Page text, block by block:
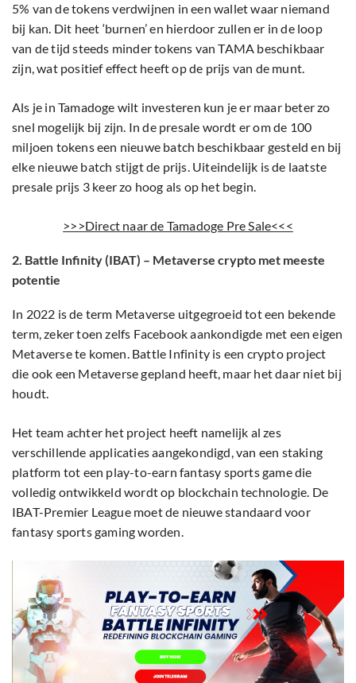
5% van de tokens verdwijnen in een wallet waar niemand
bij kan. Dit heet ‘burnen’ en hierdoor zullen er in de loop
van de tijd steeds minder tokens van TAMA beschikbaar
zijn, wat positief effect heeft op de prijs van de munt.
Als je in Tamadoge wilt investeren kun je er maar beter zo
snel mogelijk bij zijn. In de presale wordt er om de 100
miljoen tokens een nieuwe batch beschikbaar gesteld en bij
elke nieuwe batch stijgt de prijs. Uiteindelijk is de laatste
presale prijs 3 keer zo hoog als op het begin.
>>>Direct naar de Tamadoge Pre Sale<<<
2. Battle Infinity (IBAT) – Metaverse crypto met meeste
potentie
In 2022 is de term Metaverse uitgegroeid tot een bekende
term, zeker toen zelfs Facebook aankondigde met een eigen
Metaverse te komen. Battle Infinity is een crypto project
die ook een Metaverse gepland heeft, maar het daar niet bij
houdt.
Het team achter het project heeft namelijk al zes
verschillende applicaties aangekondigd, van een staking
platform tot een play-to-earn fantasy sports game die
volledig ontwikkeld wordt op blockchain technologie. De
IBAT-Premier League moet de nieuwe standaard voor
fantasy sports gaming worden.